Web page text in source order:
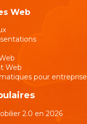
Web
Web
pour entreprise
2.0 en 2026